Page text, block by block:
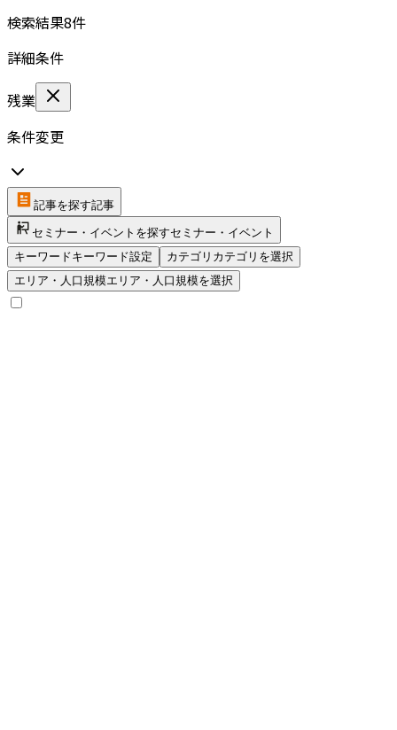
検索結果8件
詳細条件
残業
条件変更
記事を探す記事
セミナー・イベントを探すセミナー・イベント
キーワードキーワード設定 カテゴリ カテゴリを選択
エリア・人口規模エリア・人口規模を選択